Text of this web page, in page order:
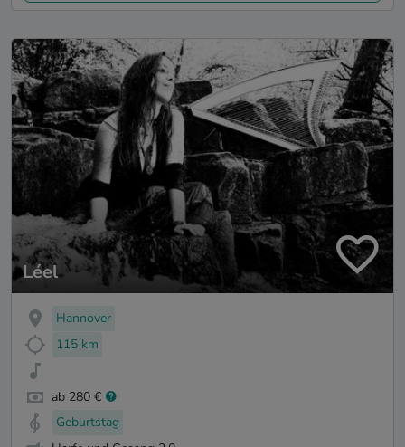
Léel
Hannover
115 km
ab 280 €
Geburtstag